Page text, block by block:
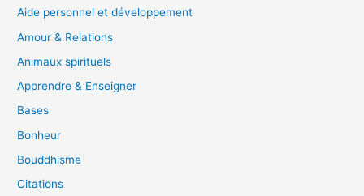
Aide personnel et développement
Amour & Relations
Animaux spirituels
Apprendre & Enseigner
Bases
Bonheur
Bouddhisme
Citations